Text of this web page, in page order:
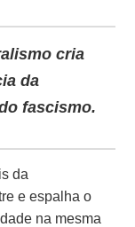
cria
da
fascismo.
da
e espalha o
na mesma